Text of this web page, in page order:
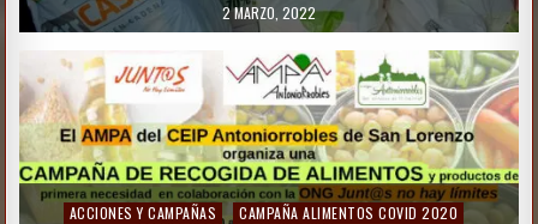
2 MARZO, 2022
ACCIONES Y CAMPAÑAS
CAMPAÑA ALIMENTOS COVID 2020